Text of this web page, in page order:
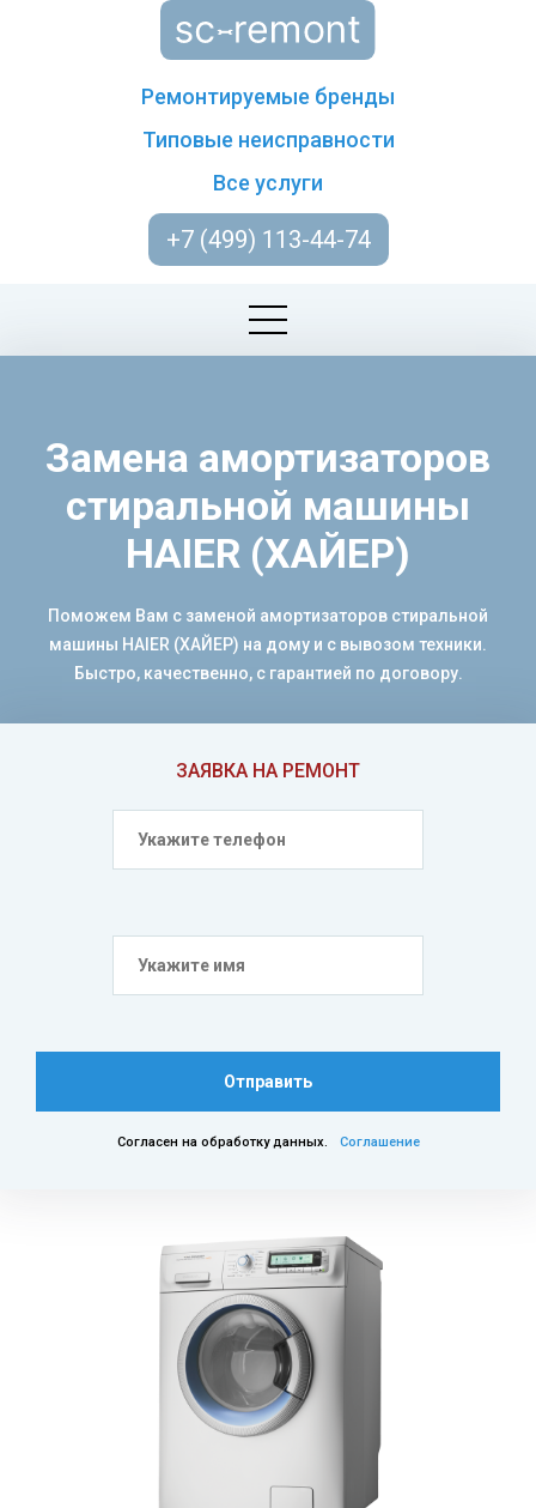
Ремонтируемые бренды
Типовые неисправности
Все услуги
+7 (499) 113-44-74
ЗАЯВКА НА РЕМОНТ
Отправить
Согласен на обработку данных. Соглашение
Замена амортизаторов
стиральной машины
HAIER (ХАЙЕР)
Поможем Вам с заменой амортизаторов стиральной
машины HAIER (ХАЙЕР) на дому и с вывозом техники.
Быстро, качественно, с гарантией по договору.